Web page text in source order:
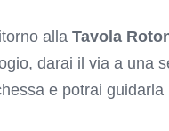
alla Tavola
darai il via a una
e potrai